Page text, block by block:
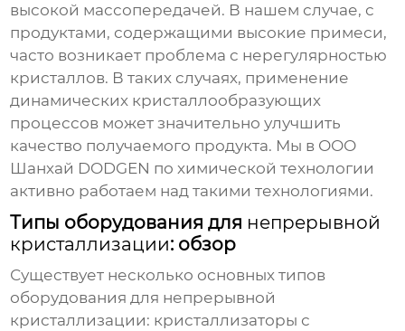
высокой массопередачей. В нашем случае, с
продуктами, содержащими высокие примеси,
часто возникает проблема с нерегулярностью
кристаллов. В таких случаях, применение
динамических кристаллообразующих
процессов может значительно улучшить
качество получаемого продукта. Мы в ООО
Шанхай DODGEN по химической технологии
активно работаем над такими технологиями.
Типы оборудования для непрерывной
кристаллизации: обзор
Существует несколько основных типов
оборудования для непрерывной
кристаллизации: кристаллизаторы с